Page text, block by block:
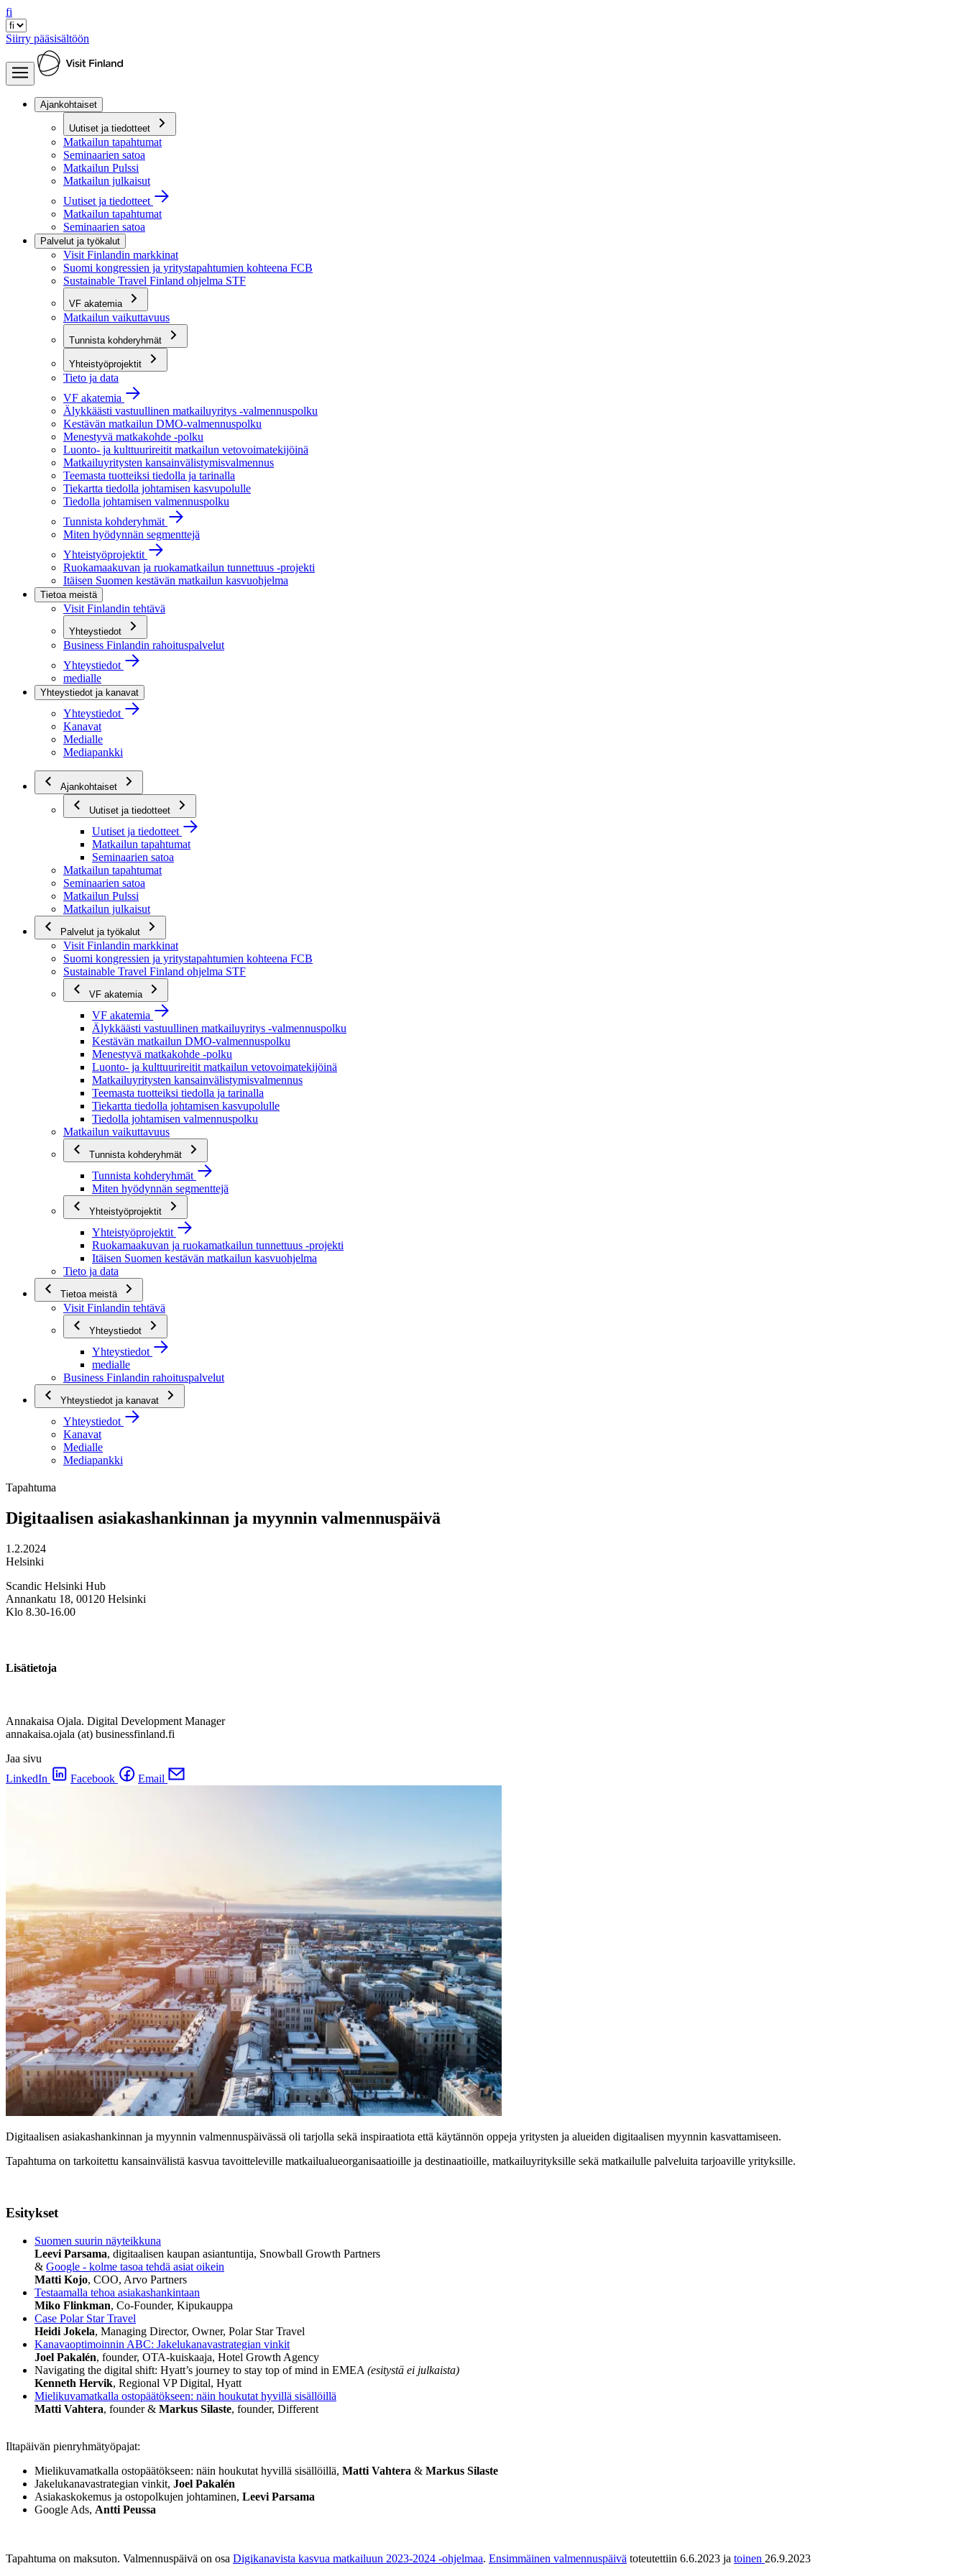
fi
Siirry pääsisältöön
Ajankohtaiset
Uutiset ja tiedotteet
Matkailun tapahtumat
Seminaarien satoa
Matkailun Pulssi
Matkailun julkaisut
Uutiset ja tiedotteet
Matkailun tapahtumat
Seminaarien satoa
Palvelut ja työkalut
Visit Finlandin markkinat
Suomi kongressien ja yritystapahtumien kohteena FCB
Sustainable Travel Finland ohjelma STF
VF akatemia
Matkailun vaikuttavuus
Tunnista kohderyhmät
Yhteistyöprojektit
Tieto ja data
VF akatemia
Älykkäästi vastuullinen matkailuyritys -valmennuspolku
Kestävän matkailun DMO-valmennuspolku
Menestyvä matkakohde -polku
Luonto- ja kulttuurireitit matkailun vetovoimatekijöinä
Matkailuyritysten kansainvälistymisvalmennus
Teemasta tuotteiksi tiedolla ja tarinalla
Tiekartta tiedolla johtamisen kasvupolulle
Tiedolla johtamisen valmennuspolku
Tunnista kohderyhmät
Miten hyödynnän segmenttejä
Yhteistyöprojektit
Ruokamaakuvan ja ruokamatkailun tunnettuus -projekti
Itäisen Suomen kestävän matkailun kasvuohjelma
Tietoa meistä
Visit Finlandin tehtävä
Yhteystiedot
Business Finlandin rahoituspalvelut
Yhteystiedot
medialle
Yhteystiedot ja kanavat
Yhteystiedot
Kanavat
Medialle
Mediapankki
Ajankohtaiset
Uutiset ja tiedotteet
Uutiset ja tiedotteet
Matkailun tapahtumat
Seminaarien satoa
Matkailun tapahtumat
Seminaarien satoa
Matkailun Pulssi
Matkailun julkaisut
Palvelut ja työkalut
Visit Finlandin markkinat
Suomi kongressien ja yritystapahtumien kohteena FCB
Sustainable Travel Finland ohjelma STF
VF akatemia
VF akatemia
Älykkäästi vastuullinen matkailuyritys -valmennuspolku
Kestävän matkailun DMO-valmennuspolku
Menestyvä matkakohde -polku
Luonto- ja kulttuurireitit matkailun vetovoimatekijöinä
Matkailuyritysten kansainvälistymisvalmennus
Teemasta tuotteiksi tiedolla ja tarinalla
Tiekartta tiedolla johtamisen kasvupolulle
Tiedolla johtamisen valmennuspolku
Matkailun vaikuttavuus
Tunnista kohderyhmät
Tunnista kohderyhmät
Miten hyödynnän segmenttejä
Yhteistyöprojektit
Yhteistyöprojektit
Ruokamaakuvan ja ruokamatkailun tunnettuus -projekti
Itäisen Suomen kestävän matkailun kasvuohjelma
Tieto ja data
Tietoa meistä
Visit Finlandin tehtävä
Yhteystiedot
Yhteystiedot
medialle
Business Finlandin rahoituspalvelut
Yhteystiedot ja kanavat
Yhteystiedot
Kanavat
Medialle
Mediapankki
Tapahtuma
Digitaalisen asiakashankinnan ja myynnin valmennuspäivä
1.2.2024
Helsinki
Scandic Helsinki Hub
Annankatu 18, 00120 Helsinki
Klo 8.30-16.00
Lisätietoja
Annakaisa Ojala. Digital Development Manager
annakaisa.ojala (at) businessfinland.fi
Jaa sivu
LinkedIn
Facebook Email
Digitaalisen asiakashankinnan ja myynnin valmennuspäivässä oli tarjolla sekä inspiraatiota että käytännön oppeja yritysten ja alueiden digitaalisen myynnin kasvattamiseen.
Tapahtuma on tarkoitettu kansainvälistä kasvua tavoitteleville matkailualueorganisaatioille ja destinaatioille, matkailuyrityksille sekä matkailulle palveluita tarjoaville yrityksille.
Esitykset
Suomen suurin näyteikkuna
Leevi Parsama, digitaalisen kaupan asiantuntija, Snowball Growth Partners
& Google - kolme tasoa tehdä asiat oikein
Matti Kojo, COO, Arvo Partners
Testaamalla tehoa asiakashankintaan
Miko Flinkman, Co-Founder, Kipukauppa
Case Polar Star Travel
Heidi Jokela, Managing Director, Owner, Polar Star Travel
Kanavaoptimoinnin ABC: Jakelukanavastrategian vinkit
Joel Pakalén, founder, OTA-kuiskaaja, Hotel Growth Agency
Navigating the digital shift: Hyatt’s journey to stay top of mind in EMEA (esitystä ei julkaista)
Kenneth Hervik, Regional VP Digital, Hyatt
Mielikuvamatkalla ostopäätökseen: näin houkutat hyvillä sisällöillä
Matti Vahtera, founder & Markus Silaste, founder, Different
Iltapäivän pienryhmätyöpajat:
Mielikuvamatkalla ostopäätökseen: näin houkutat hyvillä sisällöillä, Matti Vahtera & Markus Silaste
Jakelukanavastrategian vinkit, Joel Pakalén
Asiakaskokemus ja ostopolkujen johtaminen, Leevi Parsama
Google Ads, Antti Peussa
Tapahtuma on maksuton. Valmennuspäivä on osa Digikanavista kasvua matkailuun 2023-2024 -ohjelmaa. Ensimmäinen valmennuspäivä toteutettiin 6.6.2023 ja toinen 26.9.2023